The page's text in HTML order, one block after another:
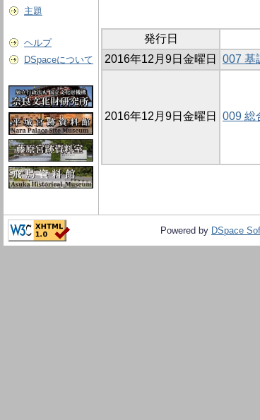
主題
ヘルプ
DSpaceについて
発行日
2016年12月9日金曜日
007 基
2016年12月9日金曜日 009 総
Powered by DSpace